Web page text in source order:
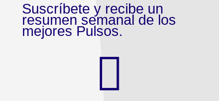
Suscríbete y recibe un
resumen semanal de los
mejores Pulsos.
